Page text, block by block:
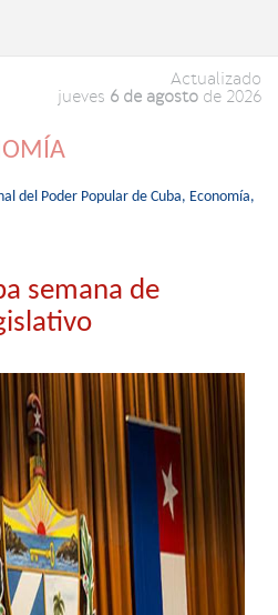
Actualizado
jueves 6 de agosto de 2026
del Poder Popular de Cuba, Economía,
semana de